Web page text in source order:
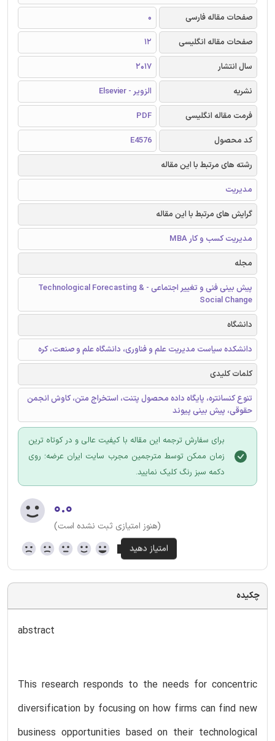
صفحات مقاله فارسی
0
صفحات مقاله انگلیسی
12
سال انتشار
2017
نشریه
الزویر - Elsevier
فرمت مقاله انگلیسی
PDF
کد محصول
E4576
رشته های مرتبط با این مقاله
مدیریت
گرایش های مرتبط با این مقاله
مدیریت کسب و کار MBA
مجله
پیش بینی فنی و تغییر اجتماعی - Technological Forecasting &
Social Change
دانشگاه
دانشکده سیاست مدیریت علم و فناوری، دانشگاه علم و صنعت، کره
کلمات کلیدی
تنوع کنسانتره، پایگاه داده محصول پتنت، استخراج متن، کاوش انجمن
حقوقی، پیش بینی پیوند
برای سفارش ترجمه این مقاله با کیفیت عالی و در کوتاه ترین
زمان ممکن توسط مترجمین مجرب سایت ایران عرضه؛ روی
دکمه سبز رنگ کلیک نمایید.
۰.۰
(هنوز امتیازی ثبت نشده است)
چکیده
abstract
This research responds to the needs for concentric
diversification by focusing on how firms can find new
business opportunities based on their technological